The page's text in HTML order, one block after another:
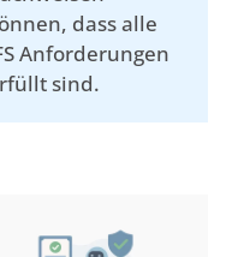
dass alle
Anforderungen
sind.